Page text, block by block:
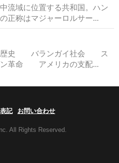
流域に位置する共和国。ハン
正称はマジャーロルサー...
史 バランガイ社会 ス
革命 アメリカの支配...
記 お問い合わせ
All Rights Reserved.